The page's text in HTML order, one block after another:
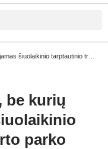
tarptautinio transporto parko valdymas
be kurių
parko